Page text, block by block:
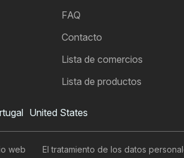
FAQ
Contacto
Lista de comercios
Lista de productos
United States
web El tratamiento de los datos